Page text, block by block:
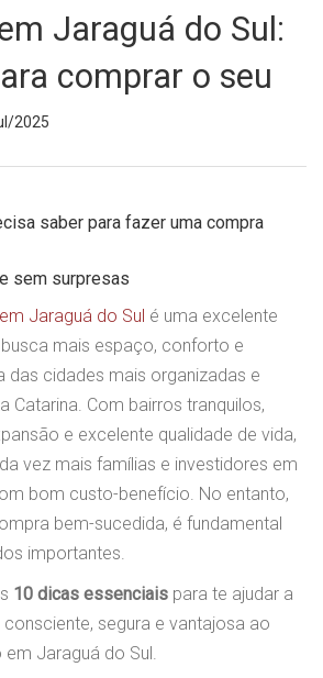
Jaraguá do Sul:
comprar o seu
2025
saber para fazer uma compra
sem surpresas
Jaraguá do Sul é uma excelente
mais espaço, conforto e
das cidades mais organizadas e
Catarina. Com bairros tranquilos,
e excelente qualidade de vida,
vez mais famílias e investidores em
bom custo-benefício. No entanto,
bem-sucedida, é fundamental
importantes.
10 dicas essenciais para te ajudar a
segura e vantajosa ao
Jaraguá do Sul.